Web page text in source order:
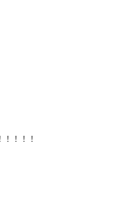
！！！